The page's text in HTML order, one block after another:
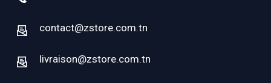
contact@zstore.com.tn
livraison@zstore.com.tn